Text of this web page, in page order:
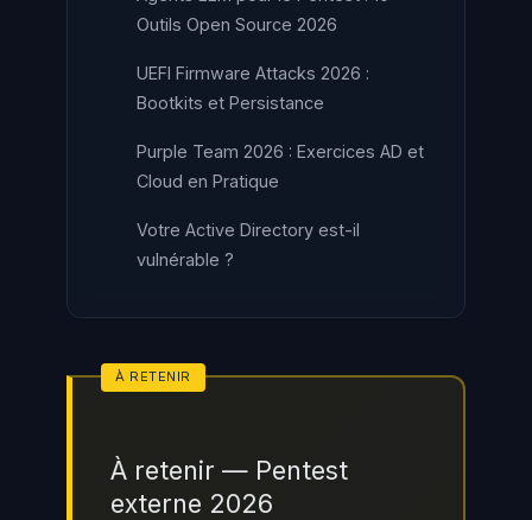
Outils Open Source 2026
UEFI Firmware Attacks 2026 :
Bootkits et Persistance
Purple Team 2026 : Exercices AD et
Cloud en Pratique
Votre Active Directory est-il
vulnérable ?
À retenir — Pentest
externe 2026